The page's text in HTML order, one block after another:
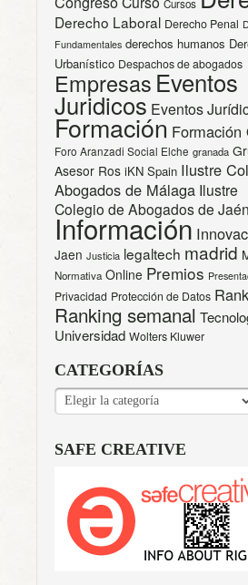
Cursos
Derecho Laboral Derecho Penal
Fundamentales derechos humanos
Urbanístico Despachos de abogados
Empresas Eventos
Juridicos Eventos
Formación Formación
Foro Aranzadi Social Elche granada
Asesor Ros iKN Spain Ilustre
Abogados de Málaga Ilustre
Colegio de Abogados de Jaén
Información
Jaen Justicia legaltech madrid
Normativa Online Premios
Privacidad Protección de Datos
Ranking semanal
Universidad Wolters Kluwer
CATEGORÍAS
CATEGORÍAS
SAFE CREATIVE